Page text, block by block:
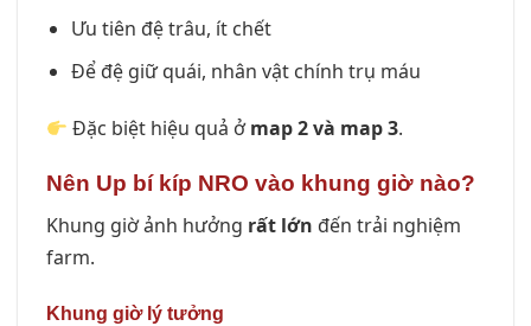
Ưu tiên đệ trâu, ít chết
Để đệ giữ quái, nhân vật chính trụ máu
Đặc biệt hiệu quả ởmap 2 và map 3.
Nên Up bí kíp NRO vào khung giờ nào?
Khung giờ ảnh hưởng rất lớn đến trải nghiệm
farm.
Khung giờ lý tưởng